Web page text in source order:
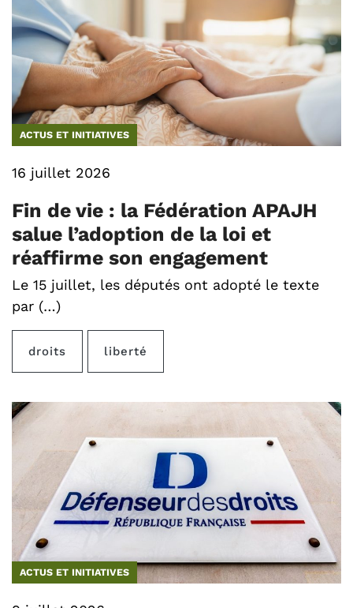
ACTUS ET INITIATIVES
16 juillet 2026
Fin de vie : la Fédération APAJH
salue l’adoption de la loi et
réaffirme son engagement
Le 15 juillet, les députés ont adopté le texte
par (…)
droits liberté
ACTUS ET INITIATIVES